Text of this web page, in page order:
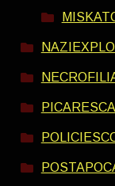
PICARESCA